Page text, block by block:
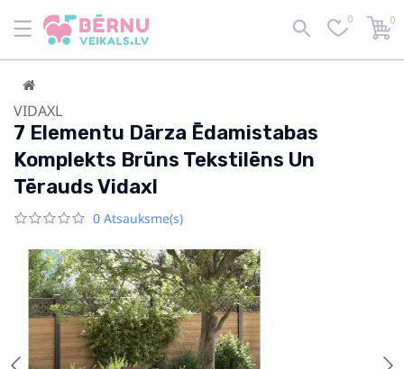
0 0
VIDAXL
7 Elementu Dārza Ēdamistabas
Komplekts Brūns Tekstilēns Un
Tērauds Vidaxl
0 Atsauksme(s)